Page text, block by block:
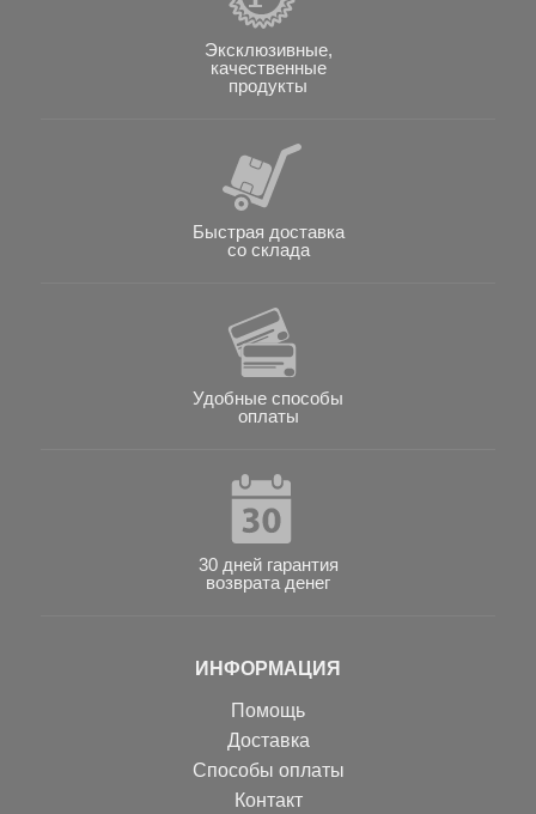
Эксклюзивные,
качественные
продукты
Быстрая доставка
со склада
Удобные способы
оплаты
30 дней гарантия
возврата денег
ИНФОРМАЦИЯ
Помощь
Доставка
Способы оплаты
Контакт